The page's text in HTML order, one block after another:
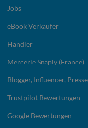
Jobs
eBook Verkäufer
Händler
Mercerie Snaply (France)
Blogger, Influencer, Presse
Trustpilot Bewertungen
Google Bewertungen